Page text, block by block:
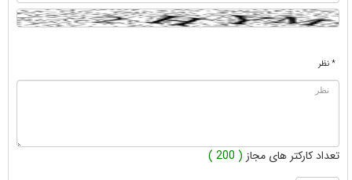
* نظر
تعداد کارکتر های مجاز ( 200 )